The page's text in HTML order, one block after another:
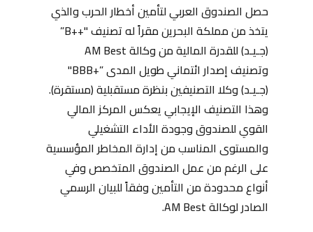
حصل الصندوق العربي لتأمين أخطار الحرب والذي
يتخذ من مملكة البحرين مقراً له تصنيف "++B”
(جـيـد) للقدرة المالية من وكالة AM Best
وتصنيف إصدار ائتماني طويل المدى ”+BBB"
(جـيـد) وكلا التصنيفين بنظرة مستقبلية (مستقرة).
وهذا التصنيف الإيجابي يعكس المركز المالي
القوي للصندوق وجودة الأداء التشغيلي
والمستوى المناسب من إدارة المخاطر المؤسسية
على الرغم من عمل الصندوق المتخصص وفي
أنواع محدودة من التأمين وفقاً للبيان الرسمي
الصادر لوكالة AM Best.